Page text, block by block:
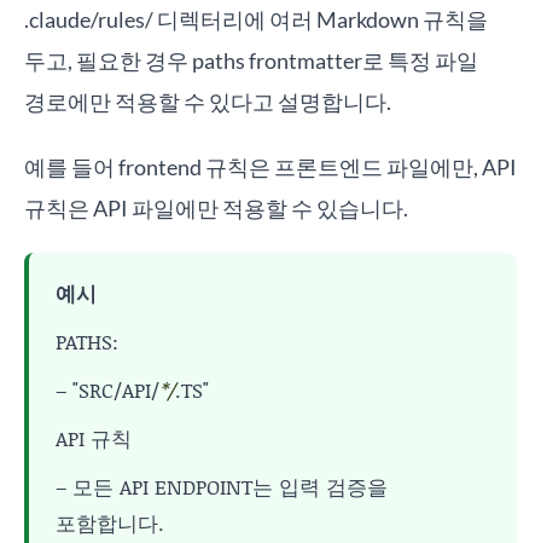
.claude/rules/ 디렉터리에 여러 Markdown 규칙을
두고, 필요한 경우 paths frontmatter로 특정 파일
경로에만 적용할 수 있다고 설명합니다.
예를 들어 frontend 규칙은 프론트엔드 파일에만, API
규칙은 API 파일에만 적용할 수 있습니다.
예시
PATHS:
– "SRC/API/*/.TS"
API 규칙
– 모든 API ENDPOINT는 입력 검증을
포함합니다.